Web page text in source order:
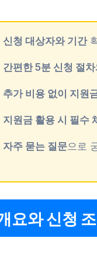
신청 대상자와 기간
간편한 5분 신청 절
추가 비용 없이 지원
지원금 활용 시 필수
자주 묻는 질문으로
요와 신청